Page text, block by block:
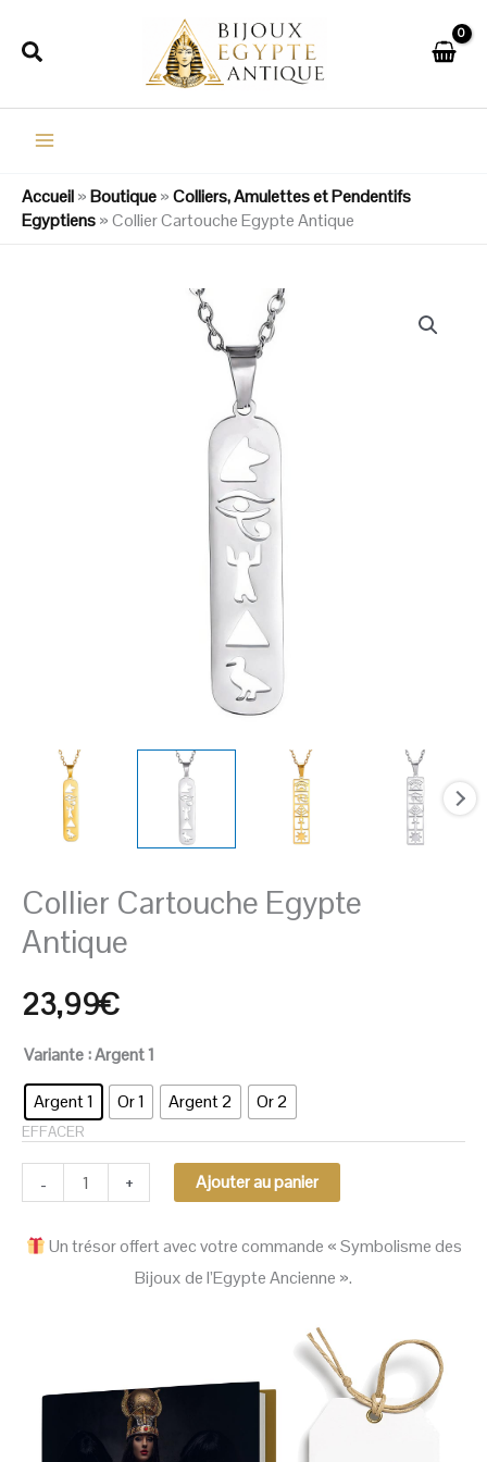
Rechercher
Accueil»Boutique»Colliers, Amulettes et Pendentifs
Egyptiens»Collier Cartouche Egypte Antique
Collier Cartouche Egypte
Antique
23,99€
Variante: Argent 1
Argent 1 Or 1 Argent 2 Or 2
EFFACER
- + Ajouter au panier
Un trésor offert avec votre commande « Symbolisme des
Bijoux de l’Egypte Ancienne ».